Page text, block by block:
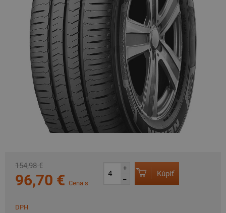
154,98 €
96,70 € Cena s
DPH
+
–
Kúpiť